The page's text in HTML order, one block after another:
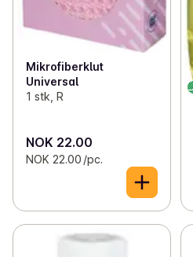
Mikrofiberklut
Universal
1 stk, R
NOK 22.00
NOK 22.00 /pc.